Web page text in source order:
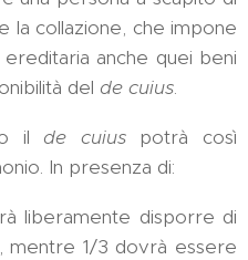
la collazione, che impone
anche quei beni
del de cuius.
il de cuius potrà così
In presenza di:
liberamente disporre di
mentre 1/3 dovrà essere